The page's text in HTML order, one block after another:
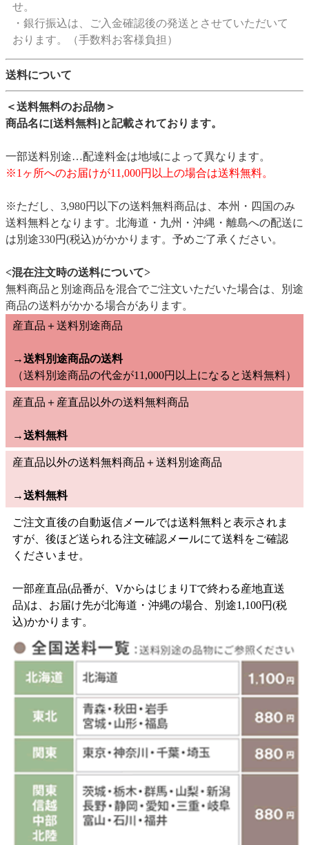
せ。
・銀行振込は、ご入金確認後の発送とさせていただいて
おります。（手数料お客様負担）
送料について
＜送料無料のお品物＞
商品名に[送料無料]と記載されております。
一部送料別途…配達料金は地域によって異なります。
※1ヶ所へのお届けが11,000円以上の場合は送料無料。
※ただし、3,980円以下の送料無料商品は、本州・四国のみ
送料無料となります。北海道・九州・沖縄・離島への配送に
は別途330円(税込)がかかります。予めご了承ください。
<混在注文時の送料について>
無料商品と別途商品を混合でご注文いただいた場合は、別途
商品の送料がかかる場合があります。
産直品＋送料別途商品
→送料別途商品の送料
（送料別途商品の代金が11,000円以上になると送料無料）
産直品＋産直品以外の送料無料商品
→送料無料
産直品以外の送料無料商品＋送料別途商品
→送料無料
ご注文直後の自動返信メールでは送料無料と表示されま
すが、後ほど送られる注文確認メールにて送料をご確認
くださいませ。
一部産直品(品番が、VからはじまりTで終わる産地直送
品)は、お届け先が北海道・沖縄の場合、別途1,100円(税
込)かかります。